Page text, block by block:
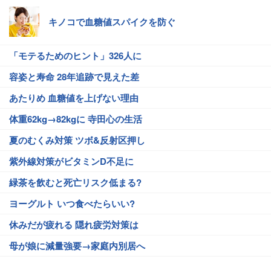
キノコで血糖値スパイクを防ぐ
「モテるためのヒント」326人に
容姿と寿命 28年追跡で見えた差
あたりめ 血糖値を上げない理由
体重62kg→82kgに 寺田心の生活
夏のむくみ対策 ツボ&反射区押し
紫外線対策がビタミンD不足に
緑茶を飲むと死亡リスク低まる?
ヨーグルト いつ食べたらいい?
休みだが疲れる 隠れ疲労対策は
母が娘に減量強要→家庭内別居へ